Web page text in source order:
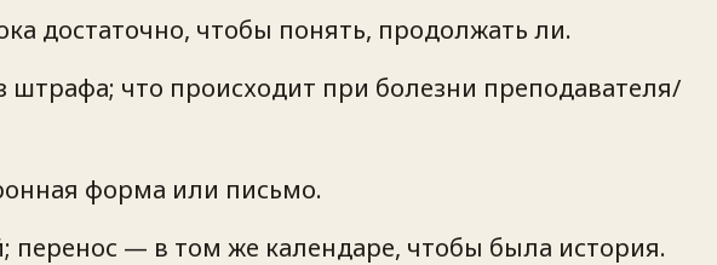
достаточно, чтобы понять, продолжать ли.
штрафа; что происходит при болезни преподавателя/
форма или письмо.
перенос — в том же календаре, чтобы была история.